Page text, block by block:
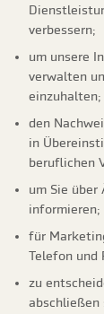
verbessern;
um unsere
verwalten
einzuhalten;
den
in
beruflichen
um Sie über
informieren;
für
Telefon und
zu
abschließen